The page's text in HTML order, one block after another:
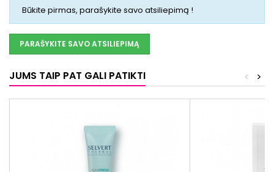
Būkite pirmas, parašykite savo atsiliepimą !
PARAŠYKITE SAVO ATSILIEPIMĄ
JUMS TAIP PAT GALI PATIKTI >
<